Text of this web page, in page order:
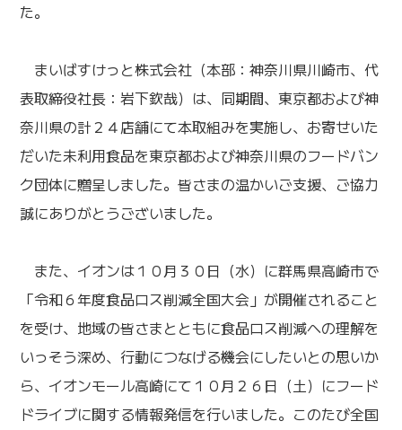
た。
まいばすけっと株式会社（本部：神奈川県川崎市、代
表取締役社長：岩下欽哉）は、同期間、東京都および神
奈川県の計２４店舗にて本取組みを実施し、お寄せいた
だいた未利用食品を東京都および神奈川県のフードバン
ク団体に贈呈しました。皆さまの温かいご支援、ご協力
誠にありがとうございました。
また、イオンは１０月３０日（水）に群馬県高崎市で
「令和６年度食品ロス削減全国大会」が開催されること
を受け、地域の皆さまとともに食品ロス削減への理解を
いっそう深め、行動につなげる機会にしたいとの思いか
ら、イオンモール高崎にて１０月２６日（土）にフード
ドライブに関する情報発信を行いました。このたび全国